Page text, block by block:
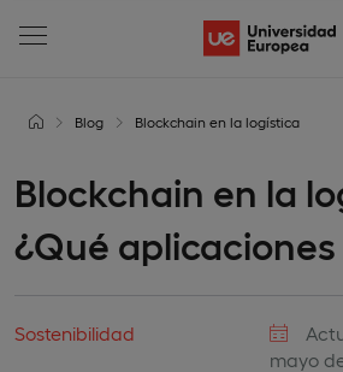
Blog Blockchain en la logística
Blockchain en la
¿Qué
Sostenibilidad
mayo